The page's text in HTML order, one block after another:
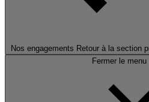
Nos engagements Retour à la section
Fermer le menu